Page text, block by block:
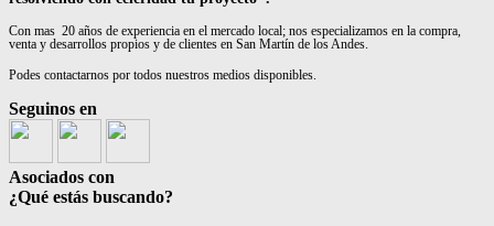
Con mas 20 años de experiencia en el mercado local; nos especializamos en la compra,
venta y desarrollos propios y de clientes en San Martín de los Andes.
Podes contactarnos por todos nuestros medios disponibles.
Seguinos en
Asociados con
¿Qué estás buscando?